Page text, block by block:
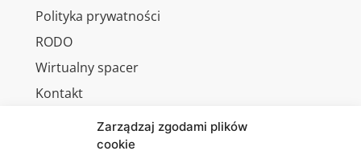
Zarządzaj zgodami plików
cookie
Polityka prywatności
RODO
Wirtualny spacer
Kontakt